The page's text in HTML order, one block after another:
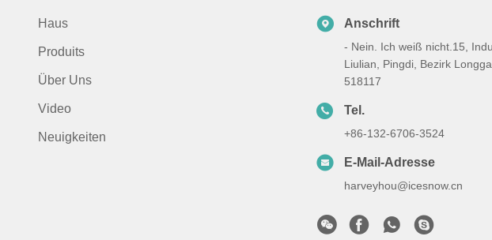
Haus
Produits
Über Uns
Video
Neuigkeiten
Anschrift
- Nein. Ich weiß nicht.15,
Liulian, Pingdi, Bezirk
518117
Tel.
+86-132-6706-3524
E-Mail-Adresse
harveyhou@icesnow.cn